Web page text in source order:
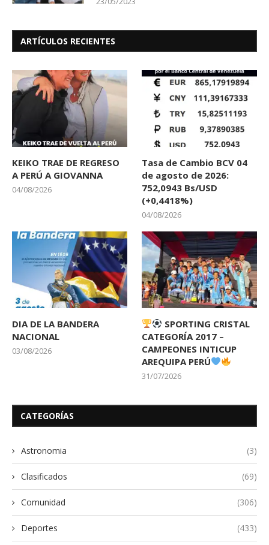
ARTÍCULOS RECIENTES
KEIKO TRAE DE REGRESO
A PERÚ A GIOVANNA
04/08/2026
Tasa de Cambio BCV 04
de agosto de 2026:
752,0943 Bs/USD
(+0,4418%)
04/08/2026
DIA DE LA BANDERA
NACIONAL
03/08/2026
SPORTING CRISTAL
CATEGORÍA 2017 –
CAMPEONES INTICUP
AREQUIPA PERÚ
31/07/2026
CATEGORÍAS
Astronomia (3)
Clasificados (69)
Comunidad (306)
Deportes (433)